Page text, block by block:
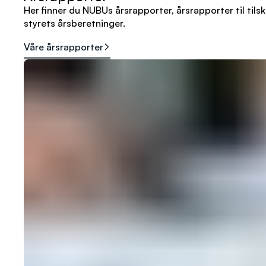
Her finner du NUBUs årsrapporter, årsrapporter til
styrets årsberetninger.
Våre årsrapporter